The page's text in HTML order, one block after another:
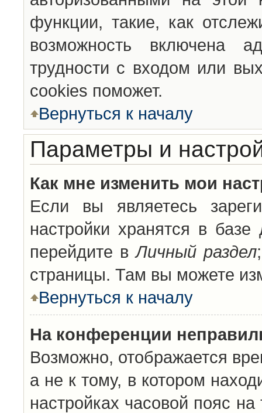
функции, такие, как
возможность включена
трудности с входом или
cookies поможет.
Вернуться к началу
Параметры и
Как мне изменить мои
Если вы являетесь
настройки хранятся в
перейдите вЛичный раздел
страницы. Там вы можете
Вернуться к началу
На конференции
Возможно, отображается
а не к тому, в котором
настройках часовой пояс